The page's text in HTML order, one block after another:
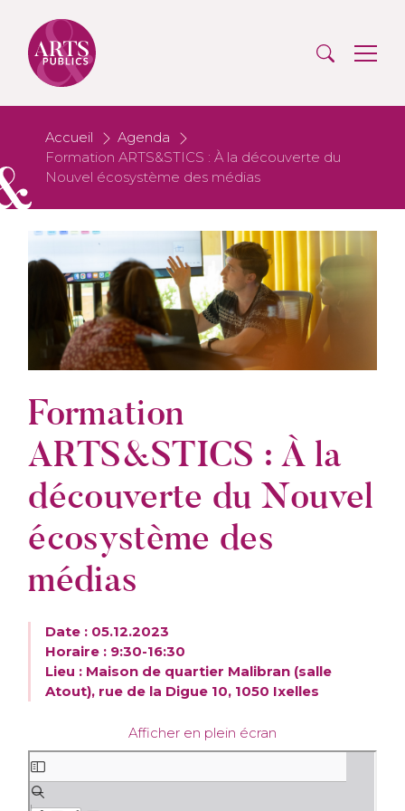
Accueil
Agenda
Formation ARTS&STICS : À la découverte du
Nouvel écosystème des médias
Formation
ARTS&STICS : À la
découverte du Nouvel
écosystème des
médias
Date : 05.12.2023
Horaire : 9:30-16:30
Lieu : Maison de quartier Malibran (salle
Atout), rue de la Digue 10, 1050 Ixelles
Afficher en plein écran
S
k